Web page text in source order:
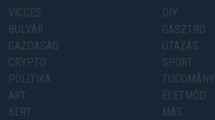
VICCES
BULVÁR
GAZDASÁG
CRYPTO
POLITIKA
ART
KERT
DIY
GASZTRO
UTAZÁS
SPORT
TUDOMÁNY
ÉLETMÓD
MÁS